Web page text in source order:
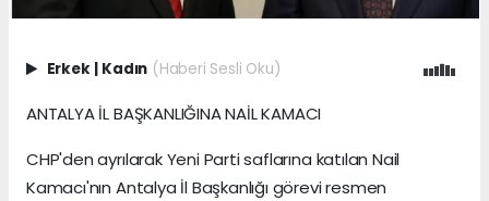
Erkek | Kadın (Haberi Sesli Oku)
ANTALYA İL BAŞKANLIĞINA NAİL KAMACI
CHP'den ayrılarak Yeni Parti saflarına katılan Nail
Kamacı'nın Antalya İl Başkanlığı görevi resmen